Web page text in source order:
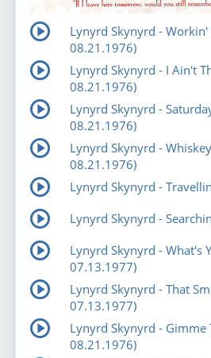
Lynyrd Skynyrd -
08.21.1976)
Lynyrd Skynyrd - I Ain't
08.21.1976)
Lynyrd Skynyrd -
08.21.1976)
Lynyrd Skynyrd -
08.21.1976)
Lynyrd Skynyrd -
Lynyrd Skynyrd -
Lynyrd Skynyrd - What's
07.13.1977)
Lynyrd Skynyrd - That
07.13.1977)
Lynyrd Skynyrd - Gimme
08.21.1976)